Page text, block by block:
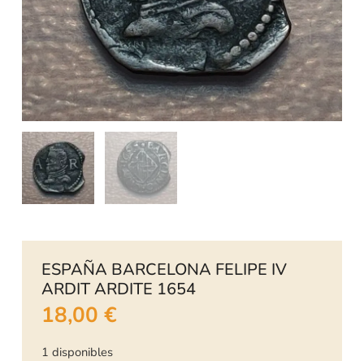
ESPAÑA BARCELONA FELIPE IV
ARDIT ARDITE 1654
18,00 €
1 disponibles